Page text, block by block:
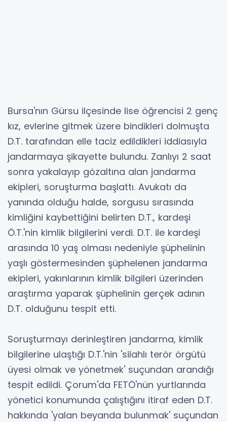
Bursa'nın Gürsu ilçesinde lise öğrencisi 2 genç
kız, evlerine gitmek üzere bindikleri dolmuşta
D.T. tarafından elle taciz edildikleri iddiasıyla
jandarmaya şikayette bulundu. Zanlıyı 2 saat
sonra yakalayıp gözaltına alan jandarma
ekipleri, soruşturma başlattı. Avukatı da
yanında olduğu halde, sorgusu sırasında
kimliğini kaybettiğini belirten D.T., kardeşi
Ö.T.'nin kimlik bilgilerini verdi. D.T. ile kardeşi
arasında 10 yaş olması nedeniyle şüphelinin
yaşlı göstermesinden şüphelenen jandarma
ekipleri, yakınlarının kimlik bilgileri üzerinden
araştırma yaparak şüphelinin gerçek adının
D.T. olduğunu tespit etti.
Soruşturmayı derinleştiren jandarma, kimlik
bilgilerine ulaştığı D.T.'nin 'silahlı terör örgütü
üyesi olmak ve yönetmek' suçundan arandığı
tespit edildi. Çorum'da FETÖ'nün yurtlarında
yönetici konumunda çalıştığını itiraf eden D.T.
hakkında 'yalan beyanda bulunmak' suçundan